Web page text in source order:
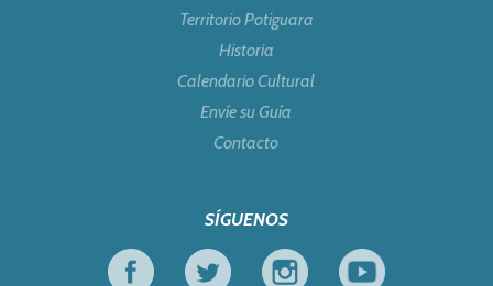
Territorio Potiguara
Historia
Calendario Cultural
Envíe su Guía
Contacto
SÍGUENOS
Facebook
Twitter Instagram